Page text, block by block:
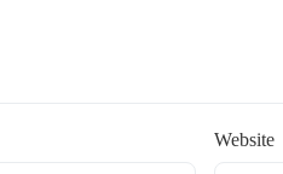
Website